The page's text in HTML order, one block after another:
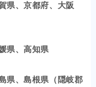
県、京都府、大阪
県、高知県
県、島根県（隠岐郡